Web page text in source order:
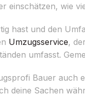
einschätzen, wie
hast und den
Umzugsservice,
umfasst.
Bauer auch
deine Sachen